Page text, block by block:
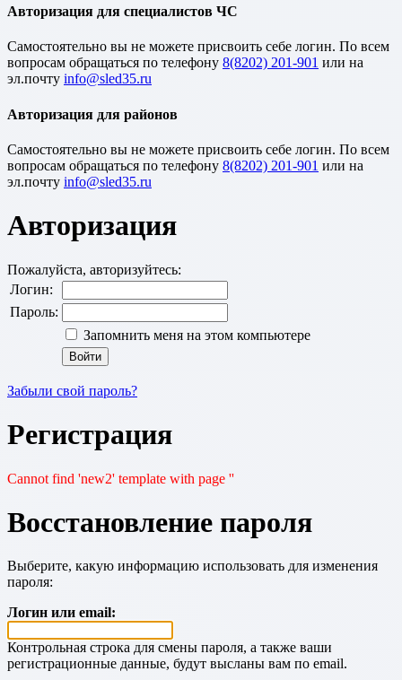
Авторизация для специалистов ЧС
Cамостоятельно вы не можете присвоить себе логин. По всем
вопросам обращаться по телефону 8(8202) 201-901 или на
эл.почту
Авторизация для районов
Cамостоятельно вы не можете присвоить себе логин. По всем
вопросам обращаться по телефону 8(8202) 201-901 или на
эл.почту
Авторизация
Пожалуйста, авторизуйтесь:
Логин:
Пароль:
Запомнить меня на этом компьютере
Забыли свой пароль?
Регистрация
Cannot find 'new2' template with page ''
Восстановление пароля
Выберите, какую информацию использовать для изменения
пароля:
Логин или email:
Контрольная строка для смены пароля, а также ваши
регистрационные данные, будут высланы вам по email.